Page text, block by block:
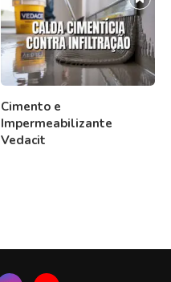
Cimento e
Impermeabilizante
Vedacit